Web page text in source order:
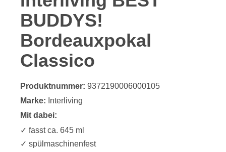
BUDDYS!
Bordeauxpokal
Classico
Produktnummer: 9372190006000105
Marke: Interliving
Mit dabei:
✓ fasst ca. 645 ml
✓ spülmaschinenfest